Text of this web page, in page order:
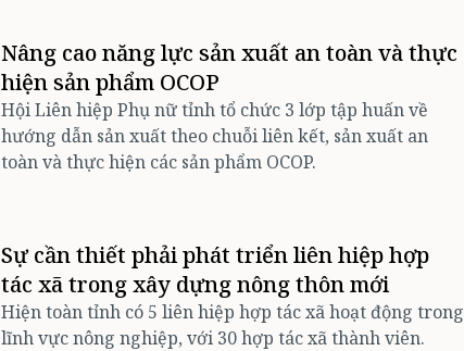
Nâng cao năng lực sản xuất an toàn và thực
hiện sản phẩm OCOP
Hội Liên hiệp Phụ nữ tỉnh tổ chức 3 lớp tập huấn về
hướng dẫn sản xuất theo chuỗi liên kết, sản xuất an
toàn và thực hiện các sản phẩm OCOP.
Sự cần thiết phải phát triển liên hiệp hợp
tác xã trong xây dựng nông thôn mới
Hiện toàn tỉnh có 5 liên hiệp hợp tác xã hoạt động trong
lĩnh vực nông nghiệp, với 30 hợp tác xã thành viên.